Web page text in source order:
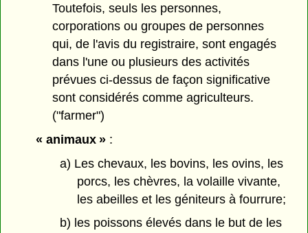
Toutefois, seuls les personnes,
corporations ou groupes de personnes
qui, de l'avis du registraire, sont engagés
dans l'une ou plusieurs des activités
prévues ci-dessus de façon significative
sont considérés comme agriculteurs.
("farmer")
« animaux »:
a) Les chevaux, les bovins, les ovins, les
porcs, les chèvres, la volaille vivante,
les abeilles et les géniteurs à fourrure;
b) les poissons élevés dans le but de les